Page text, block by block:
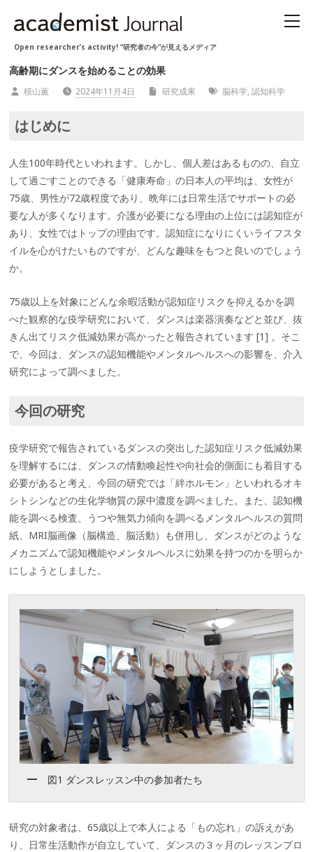
Open researcher’s activity! “研究者の今“が見えるメディア
高齢期にダンスを始めることの効果
積山薫 2024年11月4日 研究成果 脳科学, 認知科学
はじめに
人生100年時代といわれます。しかし、個人差はあるものの、自立
して過ごすことのできる「健康寿命」の日本人の平均は、女性が
75歳、男性が72歳程度であり、晩年には日常生活でサポートの必
要な人が多くなります。介護が必要になる理由の上位には認知症が
あり、女性ではトップの理由です。認知症になりにくいライフスタ
イルを心がけたいものですが、どんな趣味をもつと良いのでしょう
か。
75歳以上を対象にどんな余暇活動が認知症リスクを抑えるかを調
べた観察的な疫学研究において、ダンスは楽器演奏などと並び、抜
きん出てリスク低減効果が高かったと報告されています [1] 。そこ
で、今回は、ダンスの認知機能やメンタルヘルスへの影響を、介入
研究によって調べました。
今回の研究
疫学研究で報告されているダンスの突出した認知症リスク低減効果
を理解するには、ダンスの情動喚起性や向社会的側面にも着目する
必要があると考え、今回の研究では「絆ホルモン」といわれるオキ
シトシンなどの生化学物質の尿中濃度を調べました。また、認知機
能を調べる検査、うつや無気力傾向を調べるメンタルヘルスの質問
紙、MRI脳画像（脳構造、脳活動）も併用し、ダンスがどのような
メカニズムで認知機能やメンタルヘルスに効果を持つのかを明らか
にしようとしました。
図1 ダンスレッスン中の参加者たち
研究の対象者は、65歳以上で本人による「もの忘れ」の訴えがあ
り、日常生活動作が自立していて、ダンスの３ヶ月のレッスンプロ